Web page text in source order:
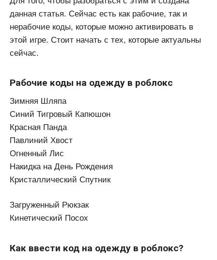
данная статья. Сейчас есть как рабочие, так и
нерабочие коды, которые можно активировать в
этой игре. Стоит начать с тех, которые актуальны
сейчас.
Рабочие коды на одежду в роблокс
Зимняя Шляпа
Синий Тигровый Капюшон
Красная Панда
Павлиний Хвост
Огненный Лис
Накидка на День Рождения
Кристаллический Спутник
Загруженный Рюкзак
Кинетический Посох
Как ввести код на одежду в роблокс?